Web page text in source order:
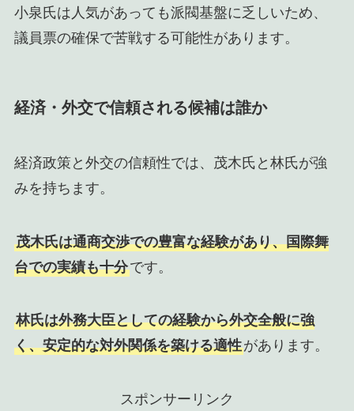
小泉氏は人気があっても派閥基盤に乏しいため、
議員票の確保で苦戦する可能性があります。
経済・外交で信頼される候補は誰か
経済政策と外交の信頼性では、茂木氏と林氏が強
みを持ちます。
茂木氏は通商交渉での豊富な経験があり、国際舞
台での実績も十分です。
林氏は外務大臣としての経験から外交全般に強
く、安定的な対外関係を築ける適性があります。
スポンサーリンク